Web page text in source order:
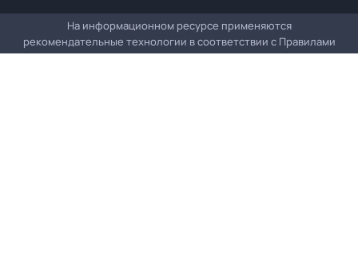
На информационном ресурсе применяются
рекомендательные технологии в соответствии с Правилами